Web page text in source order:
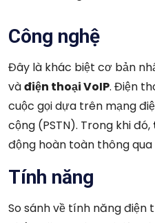
Công nghệ
Đây là khác biệt cơ bản
vàđiện thoại VoIP. Điện
cuộc gọi dựa trên mạng
cộng (PSTN). Trong khi đó,
động hoàn toàn thông
Tính năng
So sánh về tính năng điện